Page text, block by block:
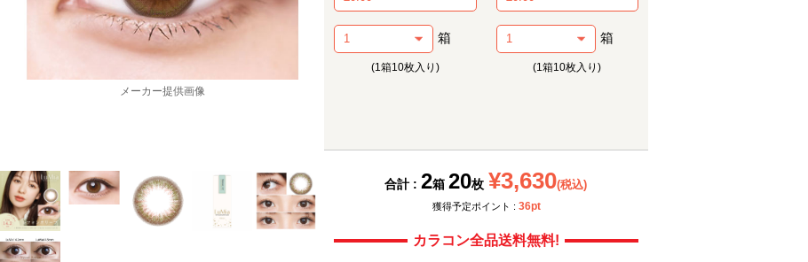
メーカー提供画像
箱
(1箱10枚入り)
箱
(1箱10枚入り)
合計 : 2箱 20枚 ¥3,630(税込)
獲得予定ポイント : 36pt
カラコン全品送料無料!